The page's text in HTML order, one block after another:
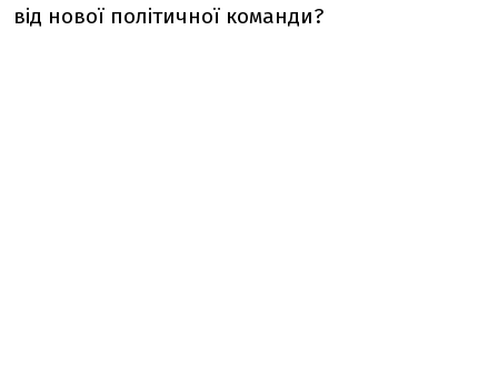
від нової політичної команди?